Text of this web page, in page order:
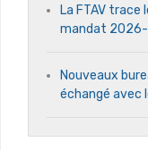
La FTAV trace
mandat
Nouveaux
échangé avec